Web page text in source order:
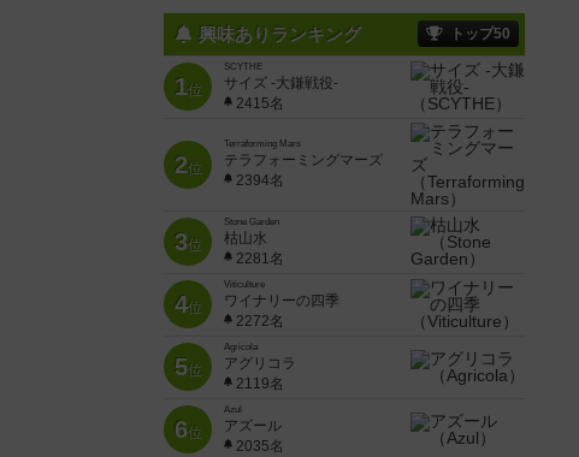
興味ありランキング トップ50
1位
SCYTHE
サイズ -大鎌戦役-
2415名
2位
Terraforming Mars
テラフォーミングマーズ
2394名
3位
Stone Garden
枯山水
2281名
4位
Viticulture
ワイナリーの四季
2272名
5位
Agricola
アグリコラ
2119名
6位
Azul
アズール
2035名